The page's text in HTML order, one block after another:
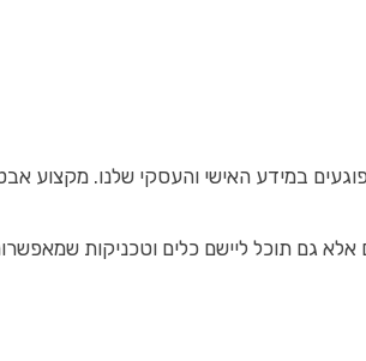
במידע האישי והעסקי שלנו.
גם תוכל ליישם כלים וטכניקות